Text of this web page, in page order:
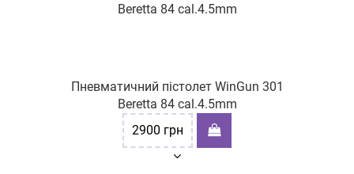
Пневматичний пістолет WinGun 301
Beretta 84 cal.4.5mm
2900 грн